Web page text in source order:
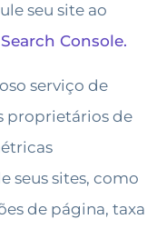
seu site ao
Console.
serviço de
proprietários de
seus sites, como
de página, taxa